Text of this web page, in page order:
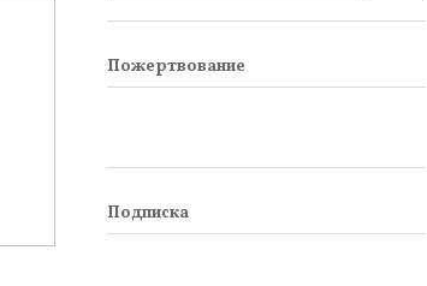
Пожертвование
Подписка